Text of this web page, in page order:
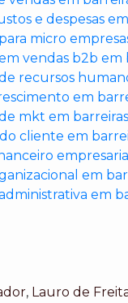
e despesas
micro
vendas b2b em
recursos
em
mkt em barreiras
cliente em
em
em
, Lauro de